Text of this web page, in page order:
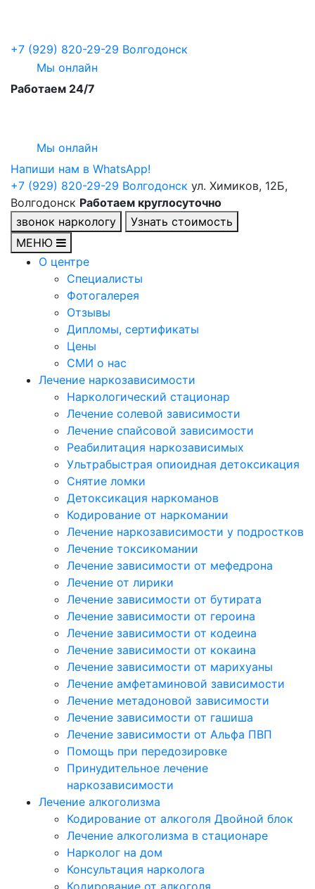
+7 (929) 820-29-29 Волгодонск
Мы онлайн
Работаем 24/7
Мы онлайн
Напиши нам в WhatsApp!
+7 (929) 820-29-29 Волгодонск ул. Химиков, 12Б,
Волгодонск Работаем круглосуточно
звонок наркологу
Узнать стоимость
МЕНЮ
О центре
Специалисты
Фотогалерея
Отзывы
Дипломы, сертификаты
Цены
СМИ о нас
Лечение наркозависимости
Наркологический стационар
Лечение солевой зависимости
Лечение спайсовой зависимости
Реабилитация наркозависимых
Ультрабыстрая опиоидная детоксикация
Снятие ломки
Детоксикация наркоманов
Кодирование от наркомании
Лечение наркозависимости у подростков
Лечение токсикомании
Лечение зависимости от мефедрона
Лечение от лирики
Лечение зависимости от бутирата
Лечение зависимости от героина
Лечение зависимости от кодеина
Лечение зависимости от кокаина
Лечение зависимости от марихуаны
Лечение амфетаминовой зависимости
Лечение метадоновой зависимости
Лечение зависимости от гашиша
Лечение зависимости от Альфа ПВП
Помощь при передозировке
Принудительное лечение
наркозависимости
Лечение алкоголизма
Кодирование от алкоголя Двойной блок
Лечение алкоголизма в стационаре
Нарколог на дом
Консультация нарколога
Кодирование от алкоголя